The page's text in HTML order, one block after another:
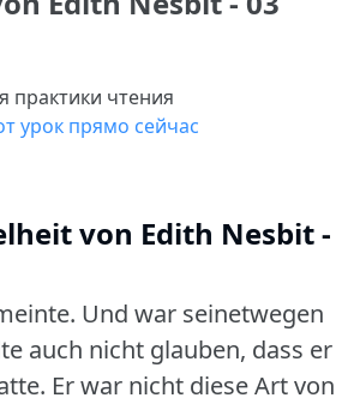
практики чтения
урок прямо сейчас
von Edith Nesbit -
Und war seinetwegen
auch nicht glauben, dass er
Er war nicht diese Art von